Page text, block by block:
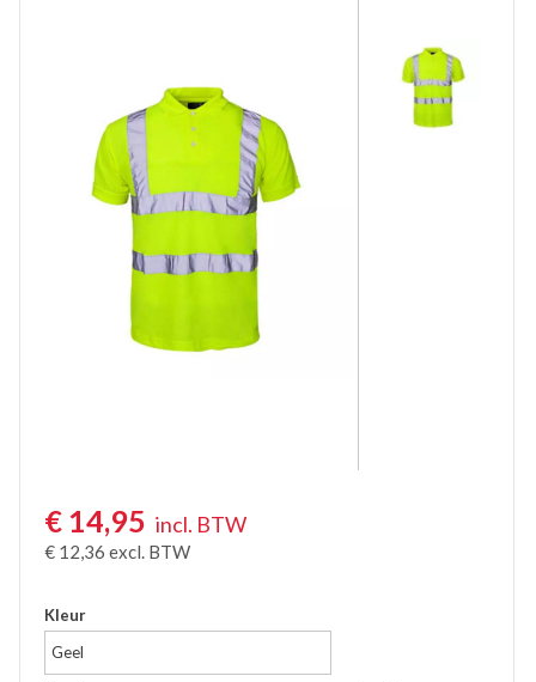
Werkshirts Bedrukken
€ 14,95 incl. BTW
€ 12,36 excl. BTW
Kleur
Geel